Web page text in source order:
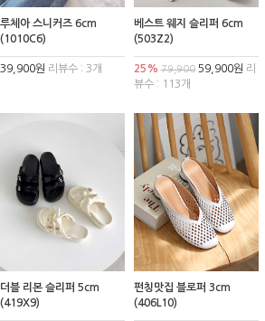
루체아 스니커즈 6cm
(1010C6)
39,900원 리뷰수 : 3개
베스트 웨지 슬리퍼 6cm
(503Z2)
25% 79,90059,900원 리
뷰수 : 113개
더블 리본 슬리퍼 5cm
(419X9)
펀칭맛집 블로퍼 3cm
(406L10)